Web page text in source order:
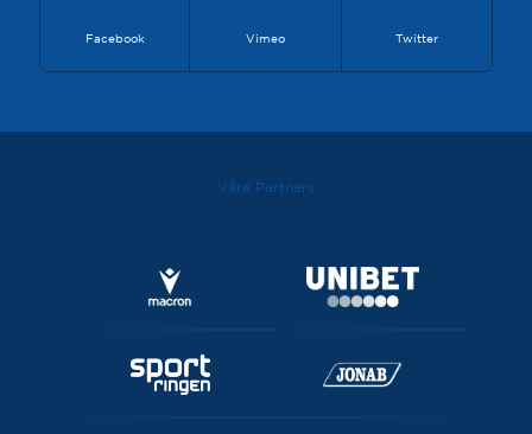
Facebook Vimeo Twitter
Våra Partners